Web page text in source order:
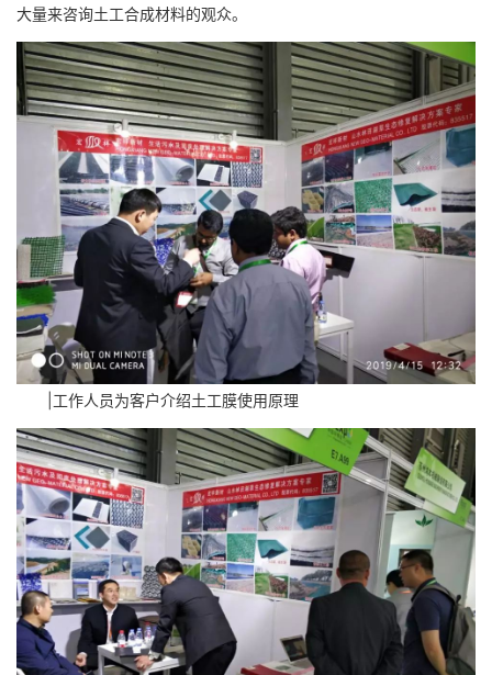
大量来咨询土工合成材料的观众。
|工作人员为客户介绍土工膜使用原理